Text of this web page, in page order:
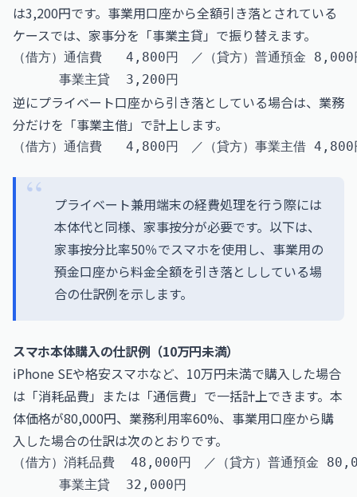
は3,200円です。事業用口座から全額引き落とされている
ケースでは、家事分を「事業主貸」で振り替えます。
（借方）通信費   4,800円　／（貸方）普通預金 8,000
逆にプライベート口座から引き落としている場合は、業務
分だけを「事業主借」で計上します。
プライベート兼用端末の経費処理を行う際には
本体代と同様、家事按分が必要です。以下は、
家事按分比率50％でスマホを使用し、事業用の
預金口座から料金全額を引き落とししている場
合の仕訳例を示します。
スマホ本体購入の仕訳例（10万円未満）
iPhone SEや格安スマホなど、10万円未満で購入した場合
は「消耗品費」または「通信費」で一括計上できます。本
体価格が80,000円、業務利用率60%、事業用口座から購
入した場合の仕訳は次のとおりです。
（借方）消耗品費  48,000円　／（貸方）普通預金